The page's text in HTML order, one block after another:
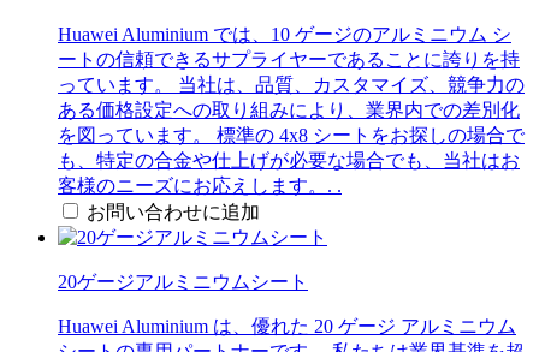
Huawei Aluminium では、10 ゲージのアルミニウム シ
ートの信頼できるサプライヤーであることに誇りを持
っています。 当社は、品質、カスタマイズ、競争力の
ある価格設定への取り組みにより、業界内での差別化
を図っています。 標準の 4x8 シートをお探しの場合で
も、特定の合金や仕上げが必要な場合でも、当社はお
客様のニーズにお応えします。. .
お問い合わせに追加
20ゲージアルミニウムシート
Huawei Aluminium は、優れた 20 ゲージ アルミニウム